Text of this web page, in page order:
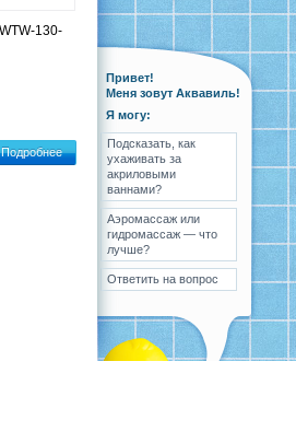
130-
Подробнее
Привет!
Меня зовут Аквавиль!
Я могу:
Подсказать, как
ухаживать за
акриловыми
ваннами?
Аэромассаж или
гидромассаж — что
лучше?
Ответить на вопрос